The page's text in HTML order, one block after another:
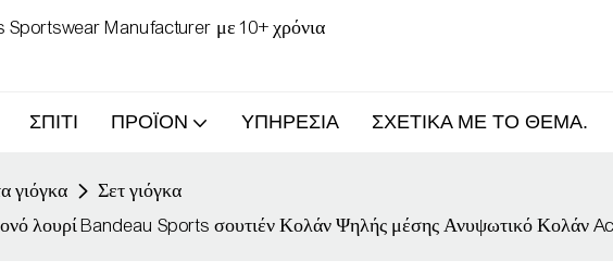
Manufacturer με 10+ χρόνια
ΣΠΊΤΙ ΠΡΟΪΌΝ ΥΠΗΡΕΣΊΑ ΣΧΕΤΙΚΆ ΜΕ ΤΟ ΘΈΜΑ.
γιόγκα
Σετ γιόγκα
λουρί Bandeau Sports σουτιέν Κολάν Ψηλής μέσης Ανυψωτικό Κολάν